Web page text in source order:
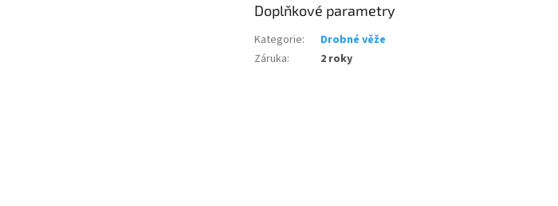
Doplňkové parametry
Kategorie:
Drobné věže
Záruka: 2 roky